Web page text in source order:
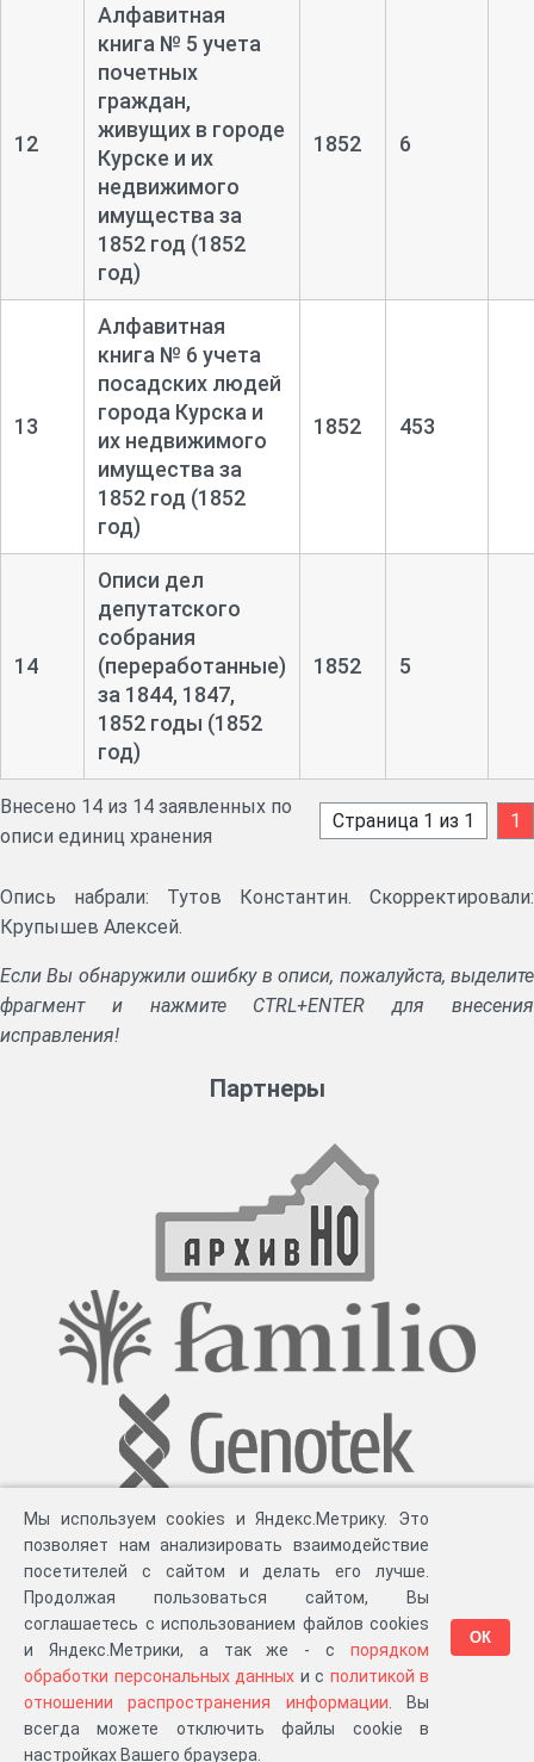
12
Алфавитная
книга № 5 учета
почетных
граждан,
живущих в городе
Курске и их
недвижимого
имущества за
1852 год (1852
год)
1852 6
13
Алфавитная
книга № 6 учета
посадских людей
города Курска и
их недвижимого
имущества за
1852 год (1852
год)
1852 453
14
Описи дел
депутатского
собрания
(переработанные)
за 1844, 1847,
1852 годы (1852
год)
1852 5
Внесено 14 из 14 заявленных по
описи единиц хранения
Страница 1 из 1 1
Опись набрали: Тутов Константин. Скорректировали:
Крупышев Алексей.
Если Вы обнаружили ошибку в описи, пожалуйста, выделите
фрагмент и нажмите CTRL+ENTER для внесения
исправления!
Партнеры
Разработка компании «Великіе предки», 2023-2026 гг. Блог.Суть проекта
Персональные данные.Распространение информации . ЧаВО. Сборка 111.50
Мы используем cookies и Яндекс.Метрику. Это
позволяет нам анализировать взаимодействие
посетителей с сайтом и делать его лучше.
Продолжая пользоваться сайтом, Вы
соглашаетесь с использованием файлов cookies
и Яндекс.Метрики, а так же - с порядком
обработки персональных данных и с политикой в
отношении распространения информации . Вы
всегда можете отключить файлы cookie в
настройках Вашего браузера.
ОК
в «Мои документы»